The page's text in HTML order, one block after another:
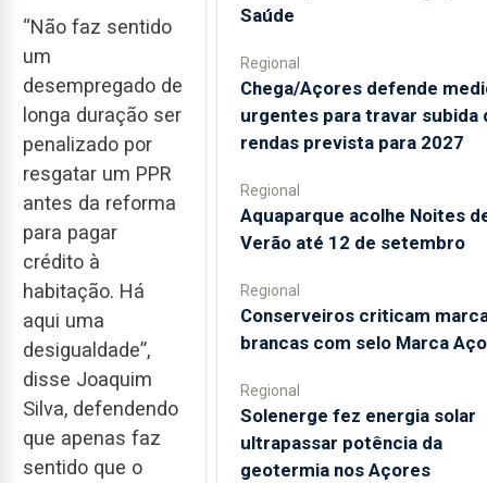
“Não faz sentido
um
desempregado de
longa duração ser
penalizado por
resgatar um PPR
antes da reforma
para pagar
crédito à
habitação. Há
aqui uma
desigualdade”,
disse Joaquim
Silva, defendendo
que apenas faz
sentido que o
Saúde
Regional
Chega/Açores defende
urgentes para travar subida
rendas prevista para 2027
Regional
Aquaparque acolhe Noites
Verão até 12 de setembro
Regional
Conserveiros criticam
brancas com selo Marca
Regional
Solenerge fez energia solar
ultrapassar potência da
geotermia nos Açores